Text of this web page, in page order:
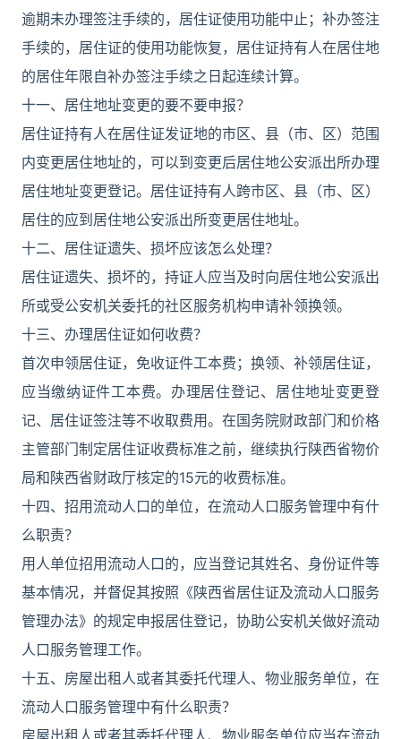
逾期未办理签注手续的，居住证使用功能中止；补办签注
手续的，居住证的使用功能恢复，居住证持有人在居住地
的居住年限自补办签注手续之日起连续计算。
十一、居住地址变更的要不要申报？
居住证持有人在居住证发证地的市区、县（市、区）范围
内变更居住地址的，可以到变更后居住地公安派出所办理
居住地址变更登记。居住证持有人跨市区、县（市、区）
居住的应到居住地公安派出所变更居住地址。
十二、居住证遗失、损坏应该怎么处理？
居住证遗失、损坏的，持证人应当及时向居住地公安派出
所或受公安机关委托的社区服务机构申请补领换领。
十三、办理居住证如何收费？
首次申领居住证，免收证件工本费；换领、补领居住证，
应当缴纳证件工本费。办理居住登记、居住地址变更登
记、居住证签注等不收取费用。在国务院财政部门和价格
主管部门制定居住证收费标准之前，继续执行陕西省物价
局和陕西省财政厅核定的15元的收费标准。
十四、招用流动人口的单位，在流动人口服务管理中有什
么职责？
用人单位招用流动人口的，应当登记其姓名、身份证件等
基本情况，并督促其按照《陕西省居住证及流动人口服务
管理办法》的规定申报居住登记，协助公安机关做好流动
人口服务管理工作。
十五、房屋出租人或者其委托代理人、物业服务单位，在
流动人口服务管理中有什么职责？
房屋出租人或者其委托代理人、物业服务单位应当在流动